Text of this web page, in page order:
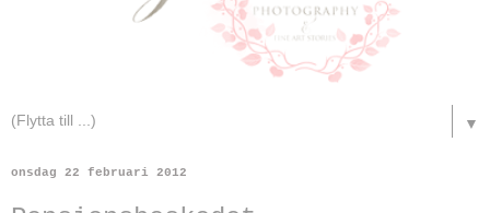
▼
onsdag 22 februari 2012